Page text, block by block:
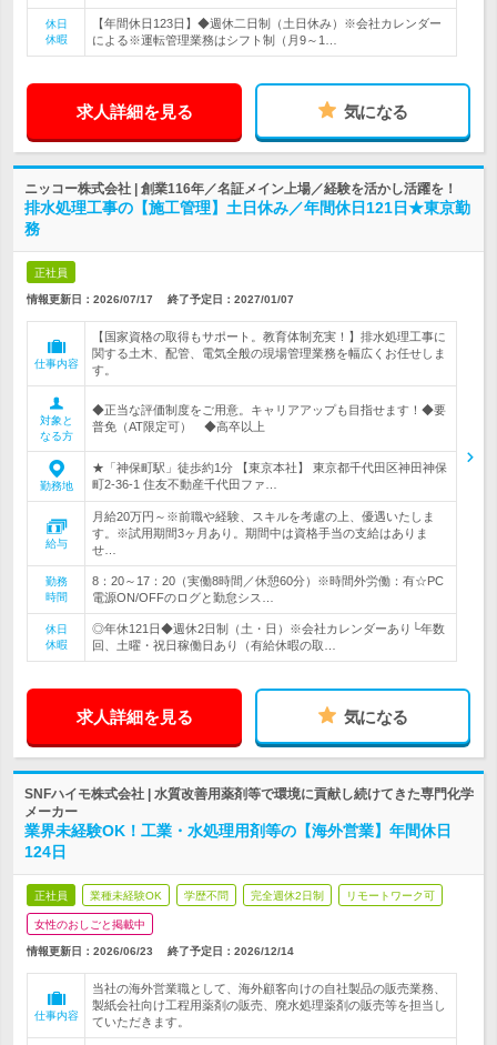
休日
休暇
【年間休日123日】◆週休二日制（土日休み）※会社カレンダー
による※運転管理業務はシフト制（月9～1…
求人詳細を見る 気になる
ニッコー株式会社 | 創業116年／名証メイン上場／経験を活かし活躍を！
排水処理工事の【施工管理】土日休み／年間休日121日★東京勤
務
正社員
情報更新日：2026/07/17 終了予定日： 2027/01/07
仕事内容
【国家資格の取得もサポート。教育体制充実！】排水処理工事に
関する土木、配管、電気全般の現場管理業務を幅広くお任せしま
す。
対象と
なる方
◆正当な評価制度をご用意。キャリアアップも目指せます！◆要
普免（AT限定可） ◆高卒以上
勤務地
★「神保町駅」徒歩約1分 【東京本社】 東京都千代田区神田神保
町2-36-1 住友不動産千代田ファ…
給与
月給20万円～※前職や経験、スキルを考慮の上、優遇いたしま
す。※試用期間3ヶ月あり。期間中は資格手当の支給はありま
せ…
勤務
時間
8：20～17：20（実働8時間／休憩60分）※時間外労働：有☆PC
電源ON/OFFのログと勤怠シス…
休日
休暇
◎年休121日◆週休2日制（土・日）※会社カレンダーあり└年数
回、土曜・祝日稼働日あり（有給休暇の取…
求人詳細を見る 気になる
SNFハイモ株式会社 | 水質改善用薬剤等で環境に貢献し続けてきた専門化学
メーカー
業界未経験OK！工業・水処理用剤等の【海外営業】年間休日
124日
正社員 業種未経験OK 学歴不問 完全週休2日制 リモートワーク可
女性のおしごと掲載中
情報更新日：2026/06/23 終了予定日： 2026/12/14
仕事内容
当社の海外営業職として、海外顧客向けの自社製品の販売業務、
製紙会社向け工程用薬剤の販売、廃水処理薬剤の販売等を担当し
ていただきます。